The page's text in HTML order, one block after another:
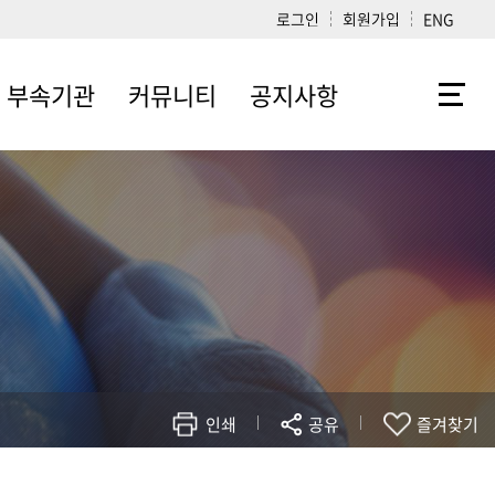
로그인 회원가입 ENG
부속기관
생지도센터
걸클리닉센터
학연구소
익인권법센터
학도서관
대·법전원
커뮤니티
건의합니다
동문소식방
공지사항
학생지도센터
변호사시험
인쇄 공유 즐겨찾기